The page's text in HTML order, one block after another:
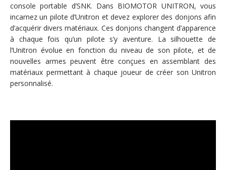
console portable d’SNK. Dans BIOMOTOR UNITRON, vous
incarnez un pilote d’Unitron et devez explorer des donjons afin
d’acquérir divers matériaux. Ces donjons changent d’apparence
à chaque fois qu’un pilote s’y aventure. La silhouette de
l’Unitron évolue en fonction du niveau de son pilote, et de
nouvelles armes peuvent être conçues en assemblant des
matériaux permettant à chaque joueur de créer son Unitron
personnalisé.